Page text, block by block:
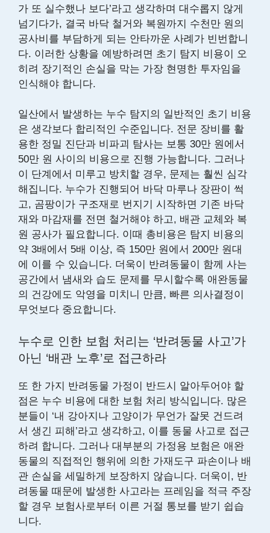
가 또 실수했나 보다’라고 생각하며 대수롭지 않게
넘기다가, 결국 바닥 철거와 복원까지 수천만 원의
공사비를 부담하게 되는 안타까운 사례가 빈번합니
다. 이러한 상황을 예방하려면 초기 탐지 비용이 오
히려 장기적인 손실을 막는 가장 현명한 투자임을
인식해야 합니다.
일산에서 발생하는 누수 탐지의 일반적인 초기 비용
은 생각보다 합리적인 수준입니다. 전문 장비를 활
용한 정밀 진단과 비파괴 탐사는 보통 30만 원에서
50만 원 사이의 비용으로 진행 가능합니다. 그러나
이 단계에서 미루고 방치할 경우, 문제는 훨씬 심각
해집니다. 누수가 진행되어 바닥 마루나 장판이 썩
고, 곰팡이가 구조재로 번지기 시작하면 기존 바닥
재와 마감재를 전면 철거해야 하고, 배관 교체와 복
원 공사가 필요합니다. 이때 총비용은 탐지 비용의
약 3배에서 5배 이상, 즉 150만 원에서 200만 원대
에 이를 수 있습니다. 더욱이 반려동물이 함께 사는
공간에서 냄새와 습도 문제를 무시할수록 애완동물
의 건강에도 악영을 미치니 만큼, 빠른 의사결정이
무엇보다 중요합니다.
누수로 인한 보험 처리는 ‘반려동물 사고’가
아닌 ‘배관 노후’로 접근하라
또 한 가지 반려동물 가정이 반드시 알아두어야 할
점은 누수 비용에 대한 보험 처리 방식입니다. 많은
분들이 ‘내 강아지나 고양이가 무언가 잘못 건드려
서 생긴 피해’라고 생각하고, 이를 동물 사고로 접근
하려 합니다. 그러나 대부분의 가정용 보험은 애완
동물의 직접적인 행위에 의한 가재도구 파손이나 배
관 손실을 세밀하게 보장하지 않습니다. 더욱이, 반
려동물 때문에 발생한 사고라는 프레임을 적극 주장
할 경우 보험사로부터 이른 거절 통보를 받기 쉽습
니다.